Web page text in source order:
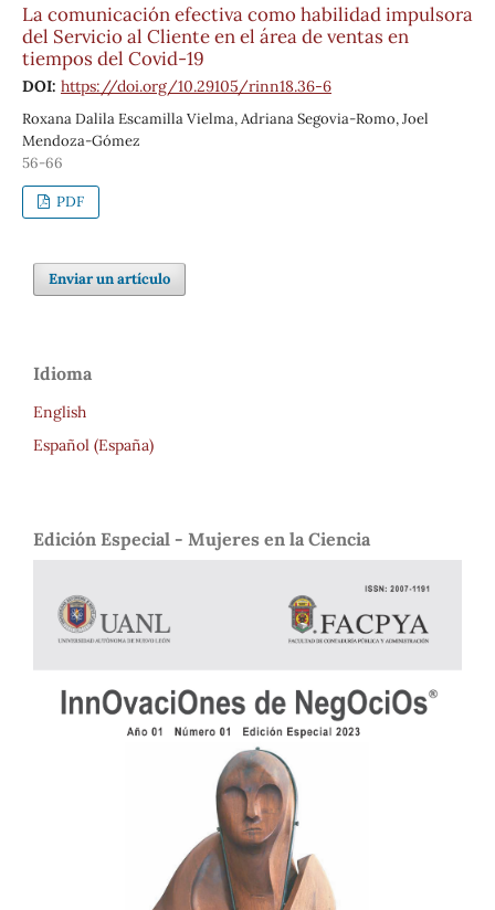
La comunicación efectiva como habilidad impulsora
del Servicio al Cliente en el área de ventas en
tiempos del Covid-19
DOI: https://doi.org/10.29105/rinn18.36-6
Roxana Dalila Escamilla Vielma, Adriana Segovia-Romo, Joel
Mendoza-Gómez
56-66
PDF
Enviar un artículo
Idioma
English
Español (España)
Edición Especial - Mujeres en la Ciencia